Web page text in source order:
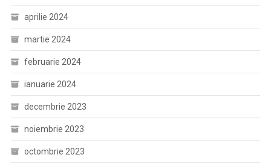
aprilie 2024
martie 2024
februarie 2024
ianuarie 2024
decembrie 2023
noiembrie 2023
octombrie 2023